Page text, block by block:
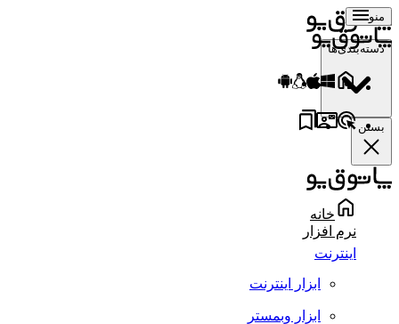
منو
دسته‌بندی‌ها
بستن
خانه
نرم افزار
اینترنت
ابزار اینترنت
ابزار وبمستر